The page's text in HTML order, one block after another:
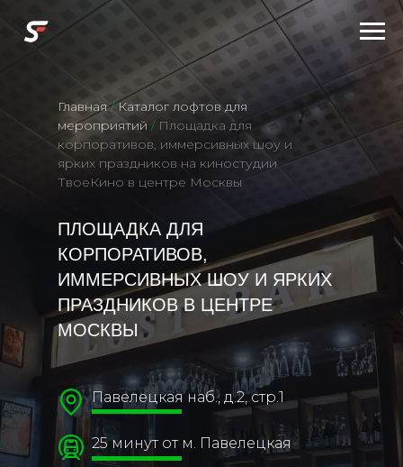
ПЛОЩАДКА ДЛЯ
КОРПОРАТИВОВ,
ИММЕРСИВНЫХ ШОУ И ЯРКИХ
ПРАЗДНИКОВ В ЦЕНТРЕ
МОСКВЫ
Павелецкая наб., д.2, стр.1
25 минут от м. Павелецкая
Главная / Каталог лофтов для
мероприятий / Площадка для
корпоративов, иммерсивных шоу и
ярких праздников на киностудии
ТвоеКино в центре Москвы